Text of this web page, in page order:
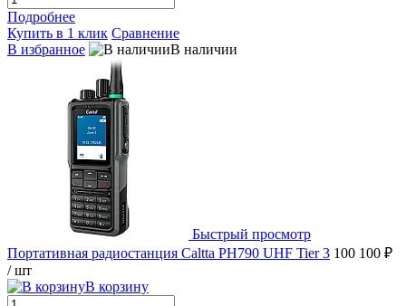
Подробнее
Купить в 1 клик Сравнение
В избранное
В наличии
Быстрый просмотр
Портативная радиостанция Caltta PH790 UHF Tier 3 100 100 ₽
/ шт
В корзину